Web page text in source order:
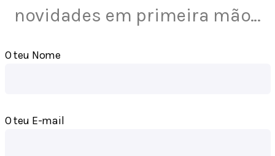
novidades em primeira mão…
O teu Nome
O teu E-mail